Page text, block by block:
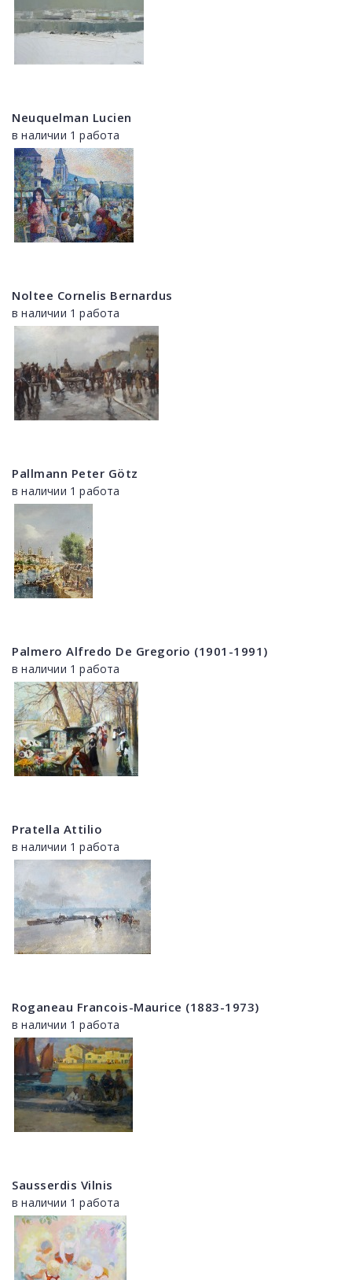
Neuquelman Lucien
в наличии 1 работа
Noltee Cornelis Bernardus
в наличии 1 работа
Pallmann Peter Götz
в наличии 1 работа
Palmero Alfredo De Gregorio (1901-1991)
в наличии 1 работа
Pratella Attilio
в наличии 1 работа
Roganeau Francois-Maurice (1883-1973)
в наличии 1 работа
Sausserdis Vilnis
в наличии 1 работа